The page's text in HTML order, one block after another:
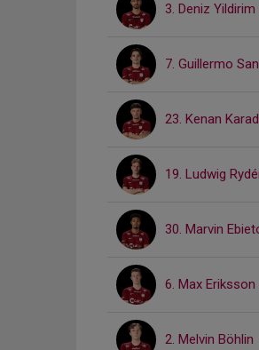
3. Deniz Yildirim
7. Guillermo
23. Kenan
19. Ludwig
30. Marvin
6. Max Eriksson
2. Melvin Böhlin